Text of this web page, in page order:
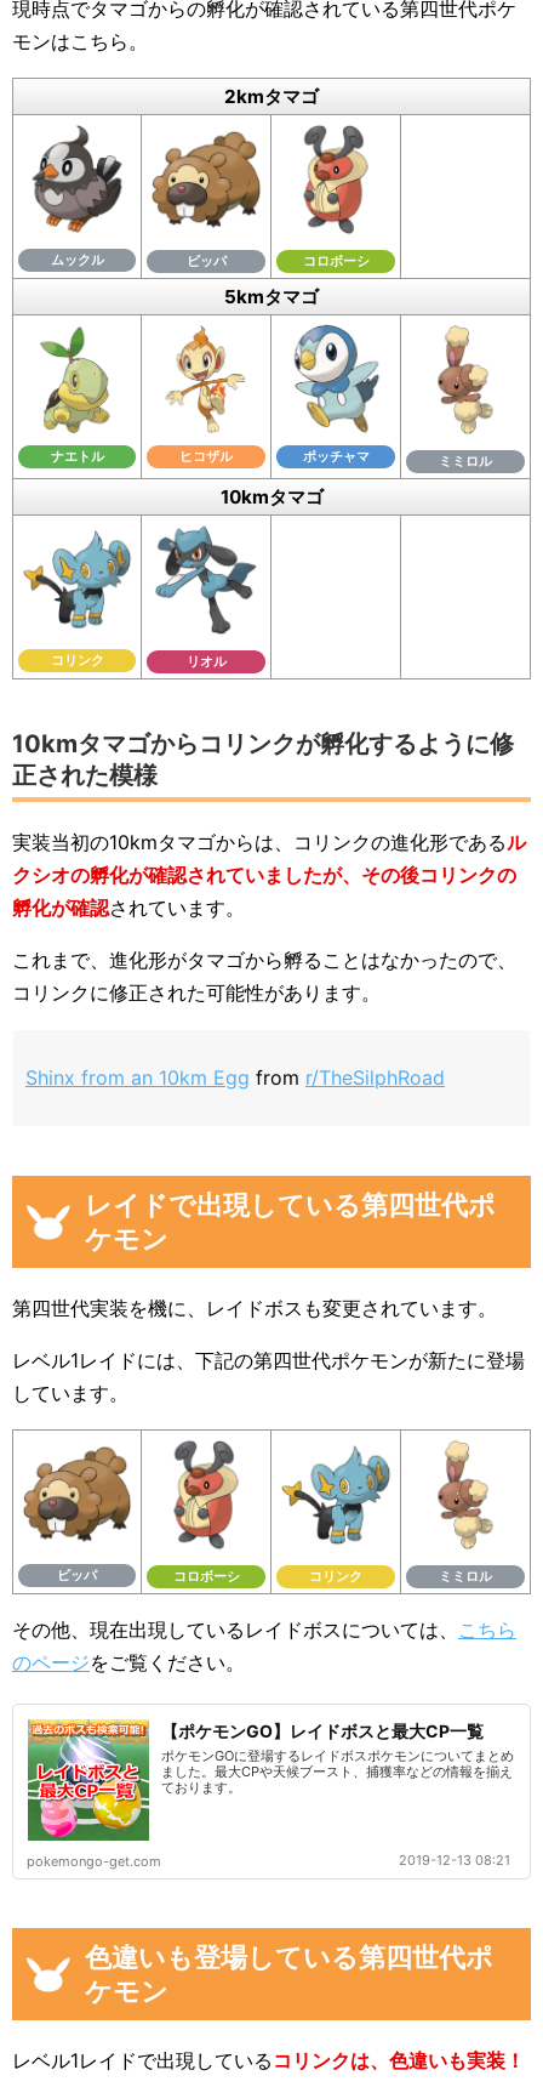
現時点でタマゴからの孵化が確認されている第四世代ポケ
モンはこちら。
2kmタマゴ
ムックル ビッパ コロボーシ
5kmタマゴ
ナエトル ヒコザル ポッチャマ ミミロル
10kmタマゴ
コリンク リオル
10kmタマゴからコリンクが孵化するように修
正された模様
実装当初の10kmタマゴからは、コリンクの進化形であるル
クシオの孵化が確認されていましたが、その後コリンクの
孵化が確認されています。
これまで、進化形がタマゴから孵ることはなかったので、
コリンクに修正された可能性があります。
Shinx from an 10km Egg from r/TheSilphRoad
レイドで出現している第四世代ポ
ケモン
第四世代実装を機に、レイドボスも変更されています。
レベル1レイドには、下記の第四世代ポケモンが新たに登場
しています。
ビッパ コロボーシ コリンク ミミロル
その他、現在出現しているレイドボスについては、 こちら
のページをご覧ください。
【ポケモンGO】レイドボスと最大CP一覧
ポケモンGOに登場するレイドボスポケモンについてまとめ
ました。最大CPや天候ブースト、捕獲率などの情報を揃え
ております。
pokemongo-get.com 2019-12-13 08:21
色違いも登場している第四世代ポ
ケモン
レベル1レイドで出現している コリンクは、色違いも実装！